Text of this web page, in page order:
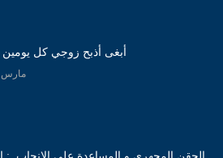
أبغى أذبح زوجي كل يومين
مارس 30, 2025